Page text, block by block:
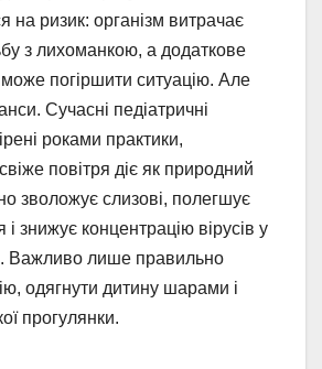
на ризик: організм витрачає
з лихоманкою, а додаткове
погіршити ситуацію. Але
Сучасні педіатричні
роками практики,
повітря діє як природний
зволожує слизові, полегшує
знижує концентрацію вірусів у
Важливо лише правильно
одягнути дитину шарами і
прогулянки.